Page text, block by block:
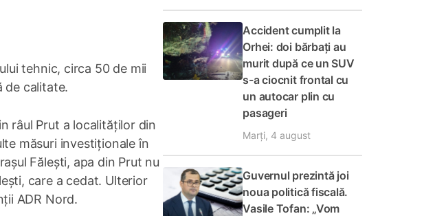
tehnic, circa 50 de mii
de calitate.
râul Prut a localităților din
măsuri investiționale în
Fălești, apa din Prut nu
care a cedat. Ulterior
ADR Nord.
Accident cumplit la
Orhei: doi bărbați au
murit după ce un SUV
s-a ciocnit frontal cu
un autocar plin cu
pasageri
Marți, 4 august
Guvernul prezintă joi
noua politică fiscală.
Vasile Tofan: „Vom